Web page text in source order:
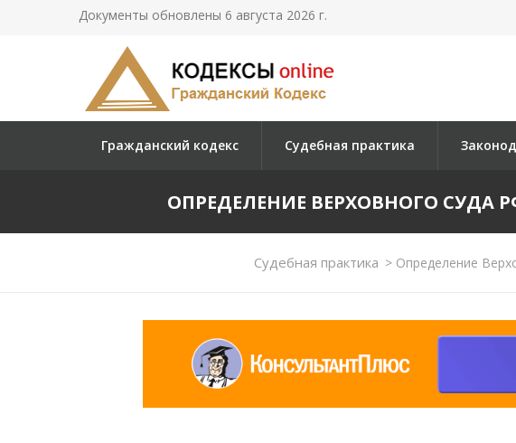
Документы обновлены 6 августа 2026 г.
Гражданский кодекс Судебная практика
ОПРЕДЕЛЕНИЕ ВЕРХОВНОГО СУДА РФ
Судебная практика >Определение